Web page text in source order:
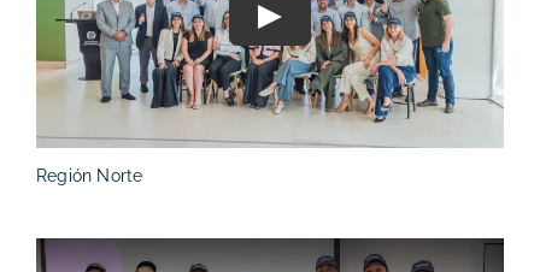
Play
Región Norte